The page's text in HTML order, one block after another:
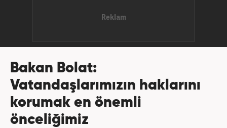
Bakan Bolat:
Vatandaşlarımızın haklarını
korumak en önemli
önceliğimiz